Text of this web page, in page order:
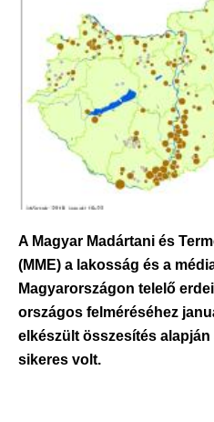
A Magyar Madártani és
(MME) a lakosság és a
Magyarországon telelő
országos felméréséhez
elkészült összesítés
sikeres volt.